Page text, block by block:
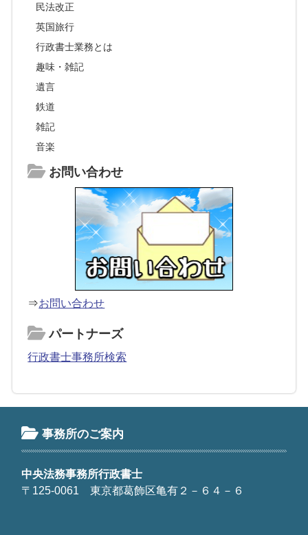
民法改正
英国旅行
行政書士業務とは
趣味・雑記
遺言
鉄道
雑記
音楽
お問い合わせ
⇒お問い合わせ
パートナーズ
行政書士事務所検索
事務所のご案内
中央法務事務所行政書士
〒125-0061 東京都葛飾区亀有２－６４－６